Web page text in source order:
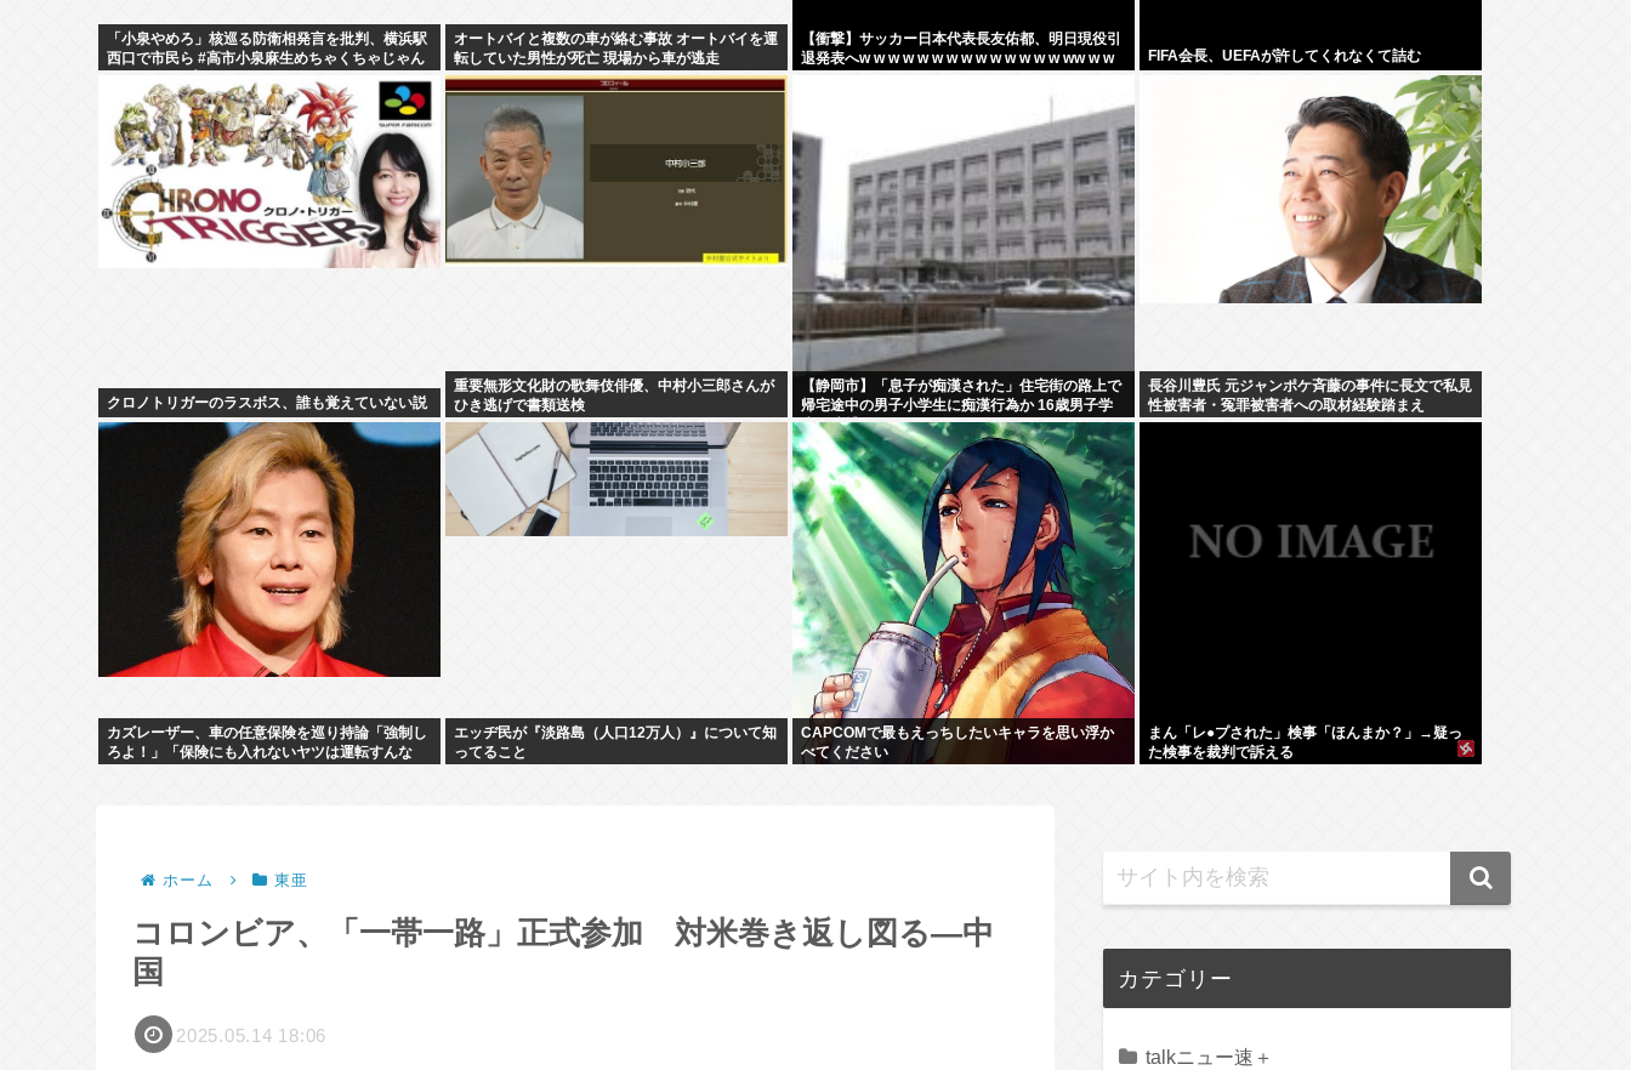
「小泉やめろ」核巡る防衛相発言を批判、横浜駅
西口で市民ら #高市小泉麻生めちゃくちゃじゃん
オートバイと複数の車が絡む事故 オートバイを運
転していた男性が死亡 現場から車が逃走
【衝撃】サッカー日本代表長友佑都、明日現役引
退発表へw w w w w w w w w w w w w w ww w w
FIFA会長、UEFAが許してくれなくて詰む
クロノトリガーのラスボス、誰も覚えていない説
重要無形文化財の歌舞伎俳優、中村小三郎さんが
ひき逃げで書類送検
【静岡市】「息子が痴漢された」住宅街の路上で
帰宅途中の男子小学生に痴漢行為か 16歳男子学
生を逮捕
長谷川豊氏 元ジャンポケ斉藤の事件に長文で私見
性被害者・冤罪被害者への取材経験踏まえ
カズレーザー、車の任意保険を巡り持論「強制し
ろよ！」「保険にも入れないヤツは運転すんな
エッヂ民が『淡路島（人口12万人）』について知
ってること
CAPCOMで最もえっちしたいキャラを思い浮か
べてください
まん「レ●プされた」検事「ほんまか？」→疑っ
た検事を裁判で訴える
ホーム 東亜
コロンビア、「一帯一路」正式参加 対米巻き返し図る―中
国
2025.05.14 18:06
カテゴリー
talkニュー速＋